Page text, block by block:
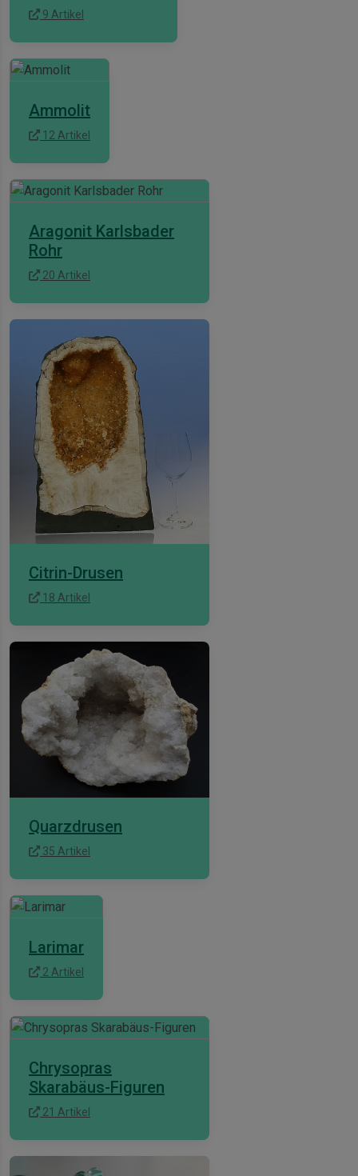
9 Artikel
Ammolit
12 Artikel
Aragonit Karlsbader
Rohr
20 Artikel
Citrin-Drusen
18 Artikel
Quarzdrusen
35 Artikel
Larimar
2 Artikel
Chrysopras
Skarabäus-Figuren
21 Artikel